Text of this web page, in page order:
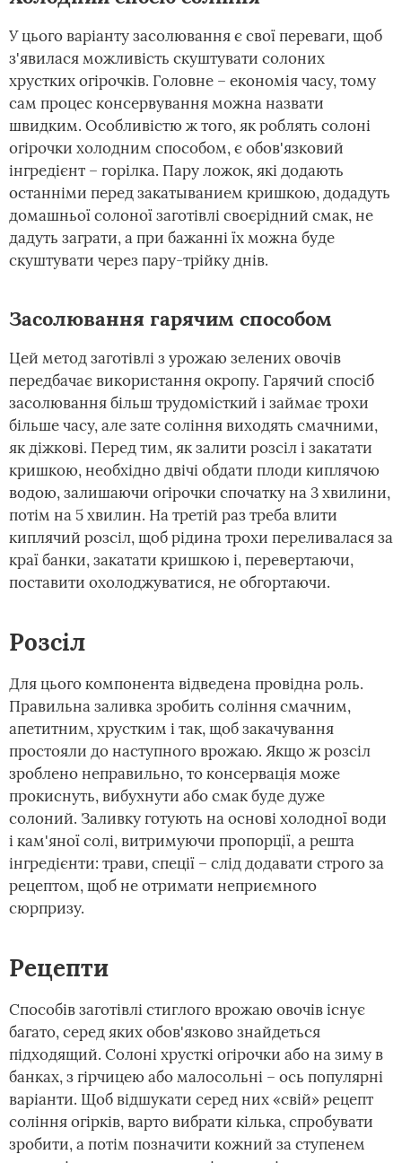
У цього варіанту засолювання є свої переваги, щоб
з'явилася можливість скуштувати солоних
хрустких огірочків. Головне – економія часу, тому
сам процес консервування можна назвати
швидким. Особливістю ж того, як роблять солоні
огірочки холодним способом, є обов'язковий
інгредієнт – горілка. Пару ложок, які додають
останніми перед закатыванием кришкою, додадуть
домашньої солоної заготівлі своєрідний смак, не
дадуть заграти, а при бажанні їх можна буде
скуштувати через пару-трійку днів.
Засолювання гарячим способом
Цей метод заготівлі з урожаю зелених овочів
передбачає використання окропу. Гарячий спосіб
засолювання більш трудомісткий і займає трохи
більше часу, але зате соління виходять смачними,
як діжкові. Перед тим, як залити розсіл і закатати
кришкою, необхідно двічі обдати плоди киплячою
водою, залишаючи огірочки спочатку на 3 хвилини,
потім на 5 хвилин. На третій раз треба влити
киплячий розсіл, щоб рідина трохи переливалася за
краї банки, закатати кришкою і, перевертаючи,
поставити охолоджуватися, не обгортаючи.
Розсіл
Для цього компонента відведена провідна роль.
Правильна заливка зробить соління смачним,
апетитним, хрустким і так, щоб закачування
простояли до наступного врожаю. Якщо ж розсіл
зроблено неправильно, то консервація може
прокиснуть, вибухнути або смак буде дуже
солоний. Заливку готують на основі холодної води
і кам'яної солі, витримуючи пропорції, а решта
інгредієнти: трави, спеції – слід додавати строго за
рецептом, щоб не отримати неприємного
сюрпризу.
Рецепти
Способів заготівлі стиглого врожаю овочів існує
багато, серед яких обов'язково знайдеться
підходящий. Солоні хрусткі огірочки або на зиму в
банках, з гірчицею або малосольні – ось популярні
варіанти. Щоб відшукати серед них «свій» рецепт
соління огірків, варто вибрати кілька, спробувати
зробити, а потім позначити кожний за ступенем